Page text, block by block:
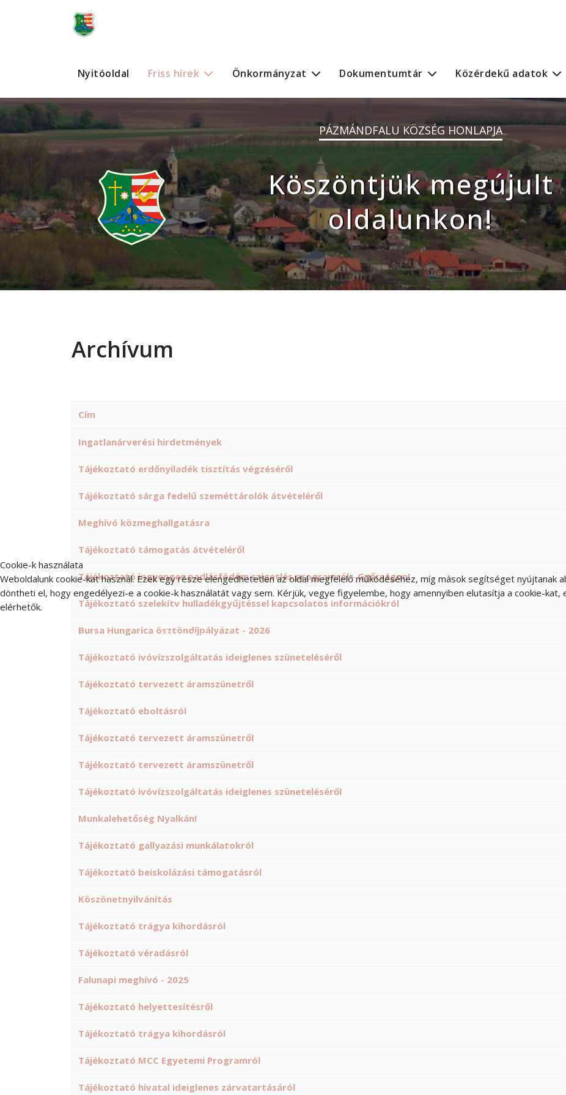
Nyitóoldal Friss hírek Önkormányzat Dokumentumtár Közérdekű adatok
PÁZMÁNDFALU KÖZSÉG HONLAPJA
Köszöntjük megújult
oldalunkon!
Archívum
Cím
Ingatlanárverési hirdetmények
Tájékoztató erdőnyiladék tisztítás végzéséről
Tájékoztató sárga fedelű szeméttárolók átvételéről
Meghívó közmeghallgatásra
Tájékoztató támogatás átvételéről
Tájékoztató ingyenges padlásfödém szigetlés programról - Győrságon!
Tájékoztató szelekítv hulladékgyűjtéssel kapcsolatos információkról
Bursa Hungarica ösztöndíjpályázat - 2026
Tájékoztató ivóvízszolgáltatás ideiglenes szüneteléséről
Tájékoztató tervezett áramszünetről
Tájékoztató eboltásról
Tájékoztató tervezett áramszünetről
Tájékoztató tervezett áramszünetről
Tájékoztató ivóvízszolgáltatás ideiglenes szüneteléséről
Munkalehetőség Nyalkán!
Tájékoztató gallyazási munkálatokról
Tájékoztató beiskolázási támogatásról
Köszönetnyilvánítás
Tájékoztató trágya kihordásról
Tájékoztató véradásról
Falunapi meghívó - 2025
Tájékoztató helyettesítésről
Tájékoztató trágya kihordásról
Tájékoztató MCC Egyetemi Programról
Tájékoztató hivatal ideiglenes zárvatartásáról
Cookie-k használata
Weboldalunk cookie-kat használ. Ezek egy része elengedhetetlen az oldal megfelelő működéséhez, míg mások segítséget nyújtanak
döntheti el, hogy engedélyezi-e a cookie-k használatát vagy sem. Kérjük, vegye figyelembe, hogy amennyiben elutasítja a cookie-
elérhetők.
Elfogadás Elutasítás